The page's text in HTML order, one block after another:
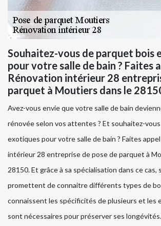
Souhaitez-vous de parquet bois
pour votre salle de bain ? Faites
Rénovation intérieur 28
parquet à Moutiers dans le
Avez-vous envie que votre salle de bain
rénovée selon vos attentes ? Et souhaitez-
exotiques pour votre salle de bain ? Faites
intérieur 28 entreprise de pose de parquet à
28150. Et grâce à sa spécialisation dans ce cas,
promettent de connaitre différents types de
connaissent les spécificités de plusieurs et les
sont nécessaires pour préserver ses